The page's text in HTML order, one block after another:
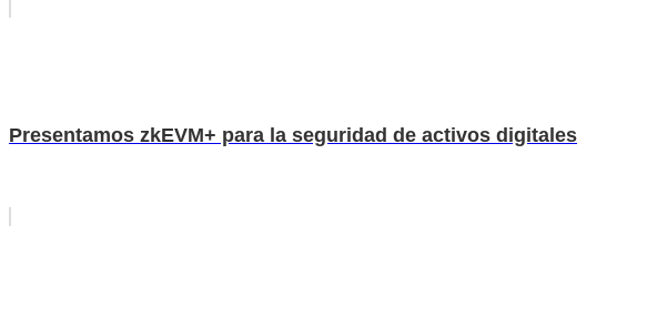
Presentamos zkEVM+ para la seguridad de activos digitales